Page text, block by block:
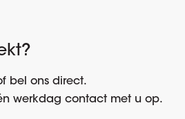
bel ons direct.
werkdag contact met u op.